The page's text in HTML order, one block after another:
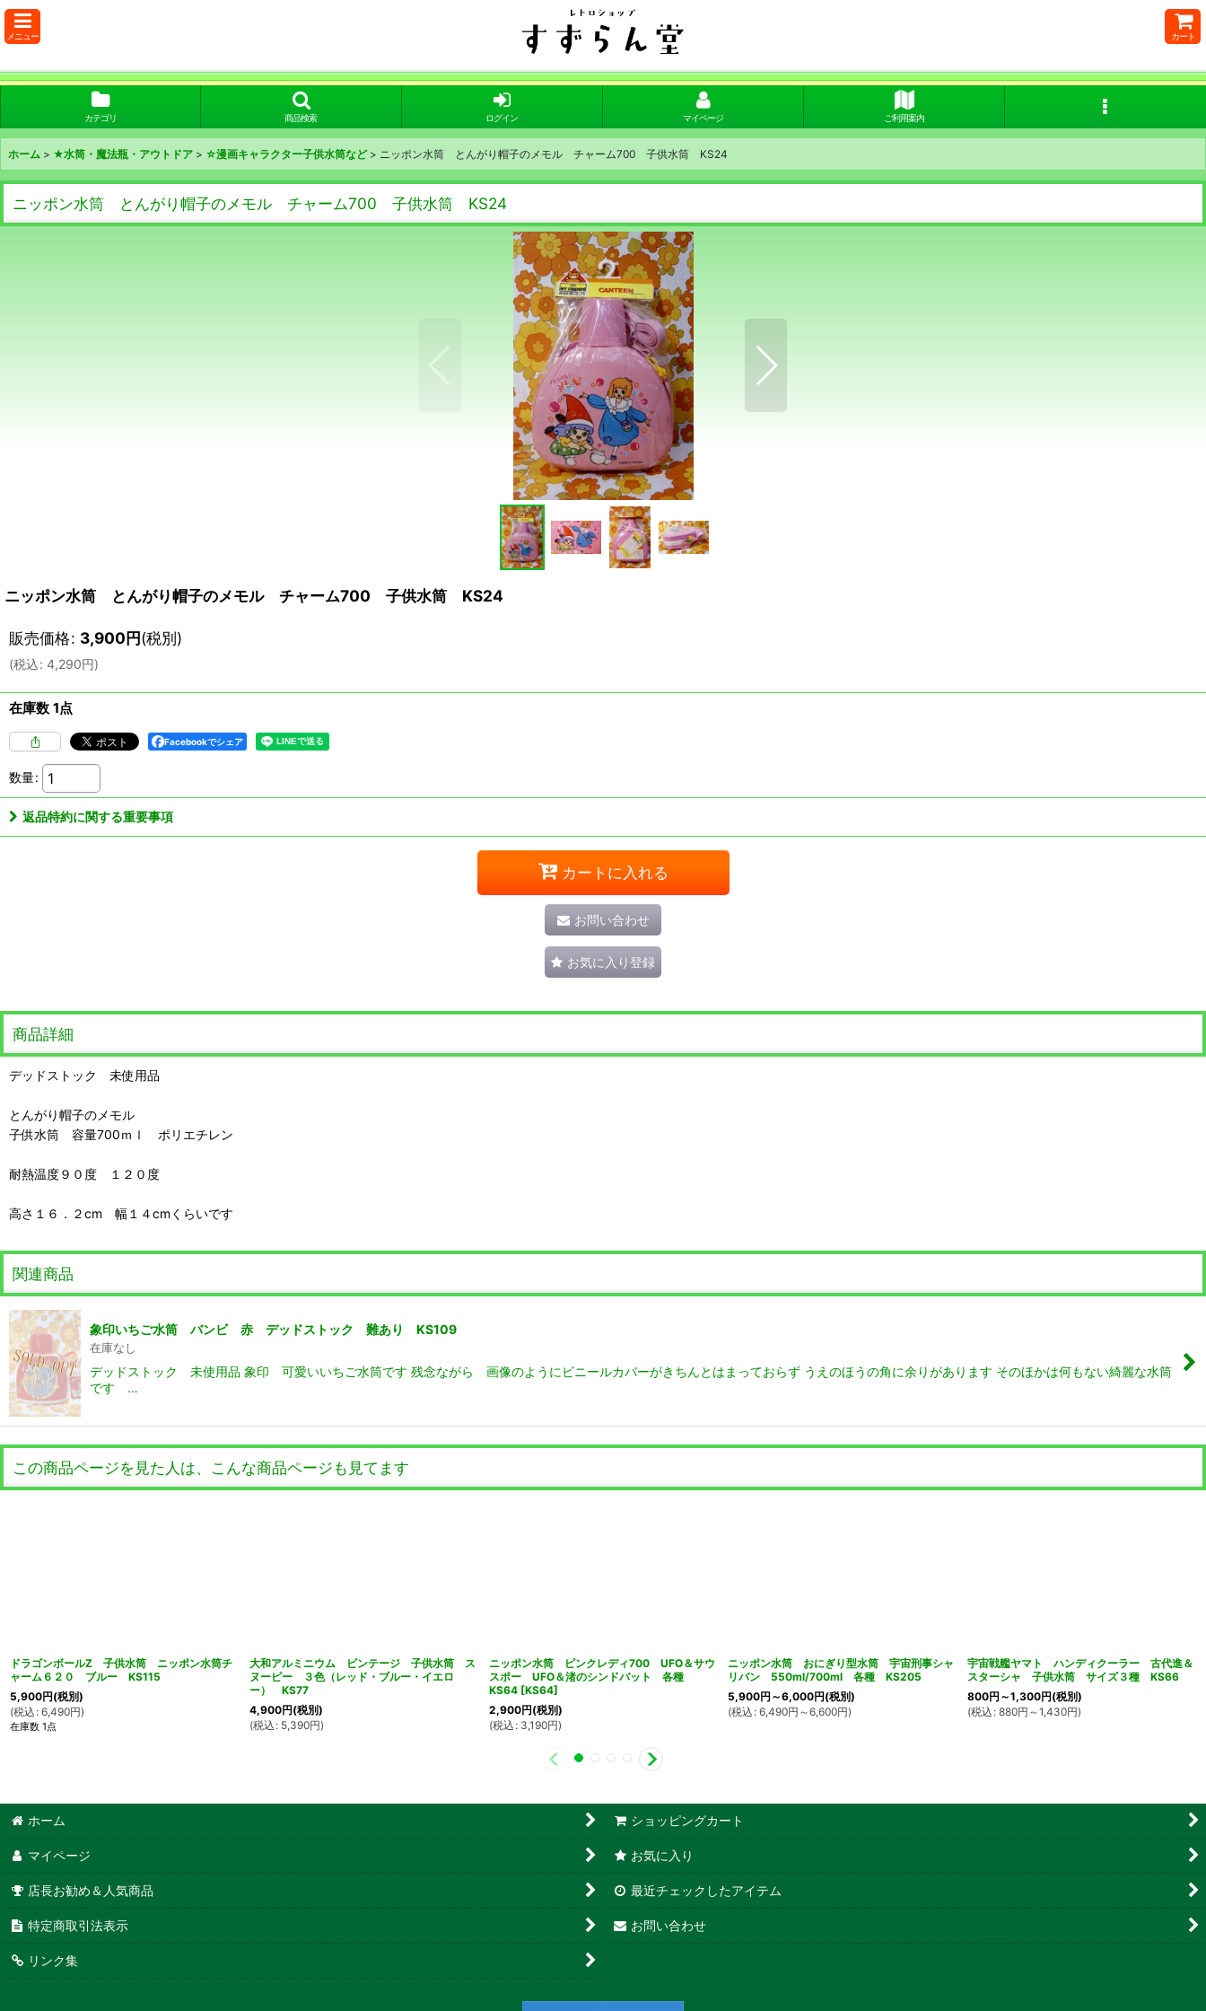
メニュー カート
カテゴリ 商品検索 ログイン マイページ ご利用案内
ホーム > ★水筒・魔法瓶・アウトドア > ☆漫画キャラクター子供水筒など > ニッポン水筒 とんがり帽子のメモル チャーム700 子供水筒 KS24
ニッポン水筒 とんがり帽子のメモル チャーム700 子供水筒 KS24
ニッポン水筒 とんがり帽子のメモル チャーム700 子供水筒 KS24
販売価格: 3,900円(税別)
(税込: 4,290円)
在庫数 1点
Facebookでシェア
数量:
返品特約に関する重要事項
カートに入れる
お問い合わせ
お気に入り登録
商品詳細
デッドストック 未使用品
とんがり帽子のメモル
子供水筒 容量700ｍｌ ポリエチレン
耐熱温度９０度 １２０度
高さ１６．２cm 幅１４cmくらいです
関連商品
象印いちご水筒 バンビ 赤 デッドストック 難あり KS109
在庫なし
デッドストック 未使用品 象印 可愛いいちご水筒です 残念ながら 画像のようにビニールカバーがきちんとはまっておらず うえのほうの角に余りがあります そのほかは何もない綺麗な水筒
です …
この商品ページを見た人は、こんな商品ページも見てます
ドラゴンボールZ 子供水筒 ニッポン水筒チ
ャーム６２０ ブルー KS115
5,900円(税別)
(税込 : 6,490円)
在庫数 1点
大和アルミニウム ビンテージ 子供水筒 ス
ヌーピー ３色（レッド・ブルー・イエロ
ー） KS77
4,900円(税別)
(税込 : 5,390円)
ニッポン水筒 ピンクレディ700 UFO＆サウ
スポー UFO＆渚のシンドバット 各種
KS64 [KS64]
2,900円(税別)
(税込 : 3,190円)
ニッポン水筒 おにぎり型水筒 宇宙刑事シャ
リバン 550ml/700ml 各種 KS205
5,900円 ～6,000円(税別)
(税込 : 6,490円 ～6,600円)
宇宙戦艦ヤマト ハンディクーラー 古代進＆
スターシャ 子供水筒 サイズ３種 KS66
800円 ～1,300円(税別)
(税込 : 880円 ～1,430円)
ホーム ショッピングカート
マイページ お気に入り
店長お勧め＆人気商品 最近チェックしたアイテム
特定商取引法表示 お問い合わせ
リンク集